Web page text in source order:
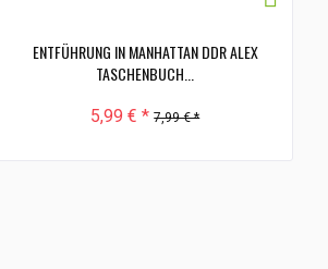
ENTFÜHRUNG IN MANHATTAN DDR ALEX
TASCHENBUCH...
5,99 € * 7,99 € *